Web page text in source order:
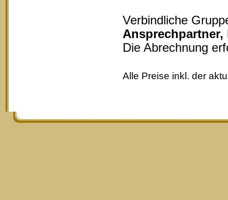
Verbindliche
Die Abrechnung
Alle Preise inkl. der